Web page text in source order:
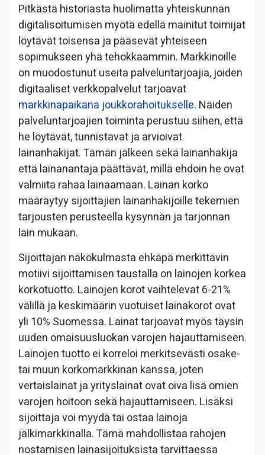
Pitkästä historiasta huolimatta yhteiskunnan
digitalisoitumisen myötä edellä mainitut toimijat
löytävät toisensa ja pääsevät yhteiseen
sopimukseen yhä tehokkaammin. Markkinoille
on muodostunut useita palveluntarjoajia, joiden
digitaaliset verkkopalvelut tarjoavat
markkinapaikana joukkorahoitukselle. Näiden
palveluntarjoajien toiminta perustuu siihen, että
he löytävät, tunnistavat ja arvioivat
lainanhakijat. Tämän jälkeen sekä lainanhakija
että lainanantaja päättävät, millä ehdoin he ovat
valmiita rahaa lainaamaan. Lainan korko
määräytyy sijoittajien lainanhakijoille tekemien
tarjousten perusteella kysynnän ja tarjonnan
lain mukaan.
Sijoittajan näkökulmasta ehkäpä merkittävin
motiivi sijoittamisen taustalla on lainojen korkea
korkotuotto. Lainojen korot vaihtelevat 6-21%
välillä ja keskimäärin vuotuiset lainakorot ovat
yli 10% Suomessa. Lainat tarjoavat myös täysin
uuden omaisuusluokan varojen hajauttamiseen.
Lainojen tuotto ei korreloi merkitsevästi osake-
tai muun korkomarkkinan kanssa, joten
vertaislainat ja yrityslainat ovat oiva lisä omien
varojen hoitoon sekä hajauttamiseen. Lisäksi
sijoittaja voi myydä tai ostaa lainoja
jälkimarkkinalla. Tämä mahdollistaa rahojen
nostamisen lainasijoituksista tarvittaessa